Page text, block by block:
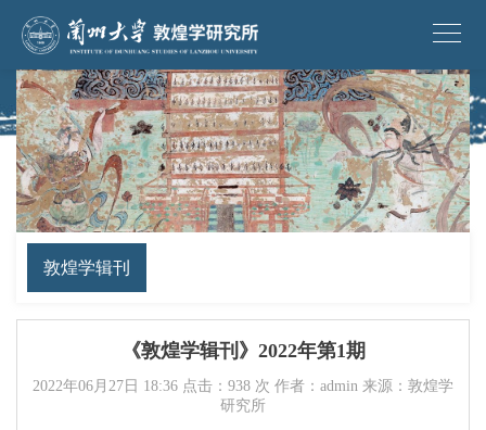
敦煌学辑刊
《敦煌学辑刊》2022年第1期
2022年06月27日 18:36 点击： 938 次 作者：admin 来源：敦煌学
研究所